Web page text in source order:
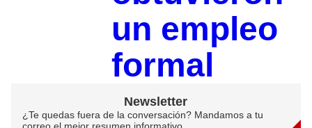
un empleo
formal
Newsletter
¿Te quedas fuera de la conversación? Mandamos a tu
correo el mejor resumen informativo.